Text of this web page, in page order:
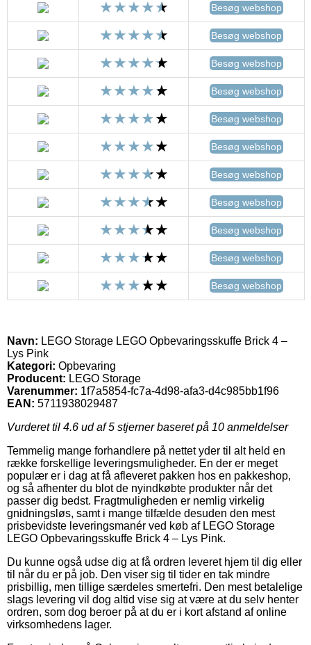
Besøg webshop
Besøg webshop
Besøg webshop
Besøg webshop
Besøg webshop
Besøg webshop
Besøg webshop
Besøg webshop
Besøg webshop
Besøg webshop
Besøg webshop
Navn: LEGO Storage LEGO Opbevaringsskuffe Brick 4 –
Lys Pink
Kategori: Opbevaring
Producent: LEGO Storage
Varenummer: 1f7a5854-fc7a-4d98-afa3-d4c985bb1f96
EAN: 5711938029487
Vurderet til 4.6 ud af 5 stjerner baseret på 10 anmeldelser
Temmelig mange forhandlere på nettet yder til alt held en
række forskellige leveringsmuligheder. En der er meget
populær er i dag at få afleveret pakken hos en pakkeshop,
og så afhenter du blot de nyindkøbte produkter når det
passer dig bedst. Fragtmuligheden er nemlig virkelig
gnidningsløs, samt i mange tilfælde desuden den mest
prisbevidste leveringsmanér ved køb af LEGO Storage
LEGO Opbevaringsskuffe Brick 4 – Lys Pink.
Du kunne også udse dig at få ordren leveret hjem til dig eller
til når du er på job. Den viser sig til tider en tak mindre
prisbillig, men tillige særdeles smertefri. Den mest betalelige
slags levering vil dog altid vise sig at være at du selv henter
ordren, som dog beroer på at du er i kort afstand af online
virksomhedens lager.